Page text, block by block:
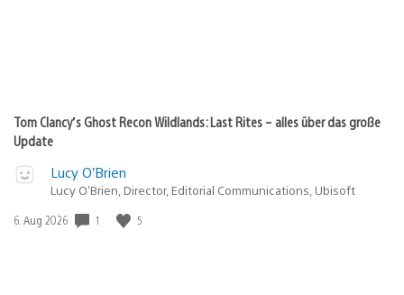
Tom Clancy’s Ghost Recon Wildlands: Last Rites – alles über das große
Update
Lucy O’Brien
Lucy O’Brien, Director, Editorial Communications, Ubisoft
Veröffentlichungsdatum:
6. Aug 2026 1 5